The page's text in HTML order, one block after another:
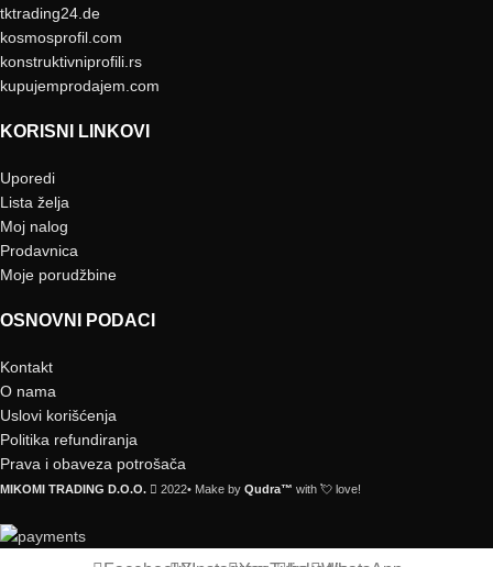
tktrading24.de
kosmosprofil.com
konstruktivniprofili.rs
kupujemprodajem.com
KORISNI LINKOVI
Uporedi
Lista želja
Moj nalog
Prodavnica
Moje porudžbine
OSNOVNI PODACI
Kontakt
O nama
Uslovi korišćenja
Politika refundiranja
Prava i obaveza potrošača
MIKOMI TRADING D.O.O. 2022• Make by Qudra™ with 💘 love!